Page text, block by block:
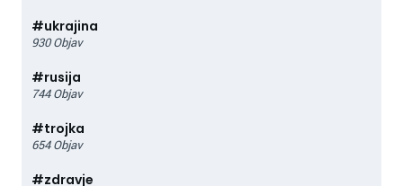
#ukrajina
930 Objav
#rusija
744 Objav
#trojka
654 Objav
#zdravje